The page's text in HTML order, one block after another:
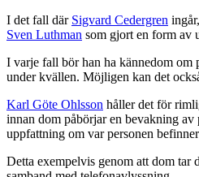
I det fall där Sigvard Cedergren
Sven Luthman som gjort en form av
I varje fall bör han ha kännedom om
under kvällen. Möjligen kan det
Karl Göte Ohlsson håller det för
innan dom påbörjar en bevakning av
uppfattning om var personen
Detta exempelvis genom att dom tar